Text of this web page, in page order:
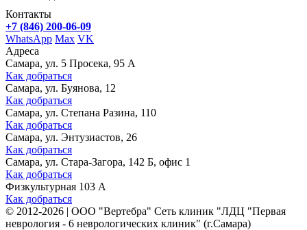
Контакты
+7 (846) 200-06-09
WhatsApp Max VK
Адреса
Самара, ул. 5 Просека, 95 А
Как добраться
Самара, ул. Буянова, 12
Как добраться
Самара, ул. Степана Разина, 110
Как добраться
Самара, ул. Энтузиастов, 26
Как добраться
Самара, ул. Стара-Загора, 142 Б, офис 1
Как добраться
Физкультурная 103 А
Как добраться
© 2012-2026 | ООО "Вертебра" Сеть клиник "ЛДЦ "Первая
неврология - 6 неврологических клиник" (г.Самара)